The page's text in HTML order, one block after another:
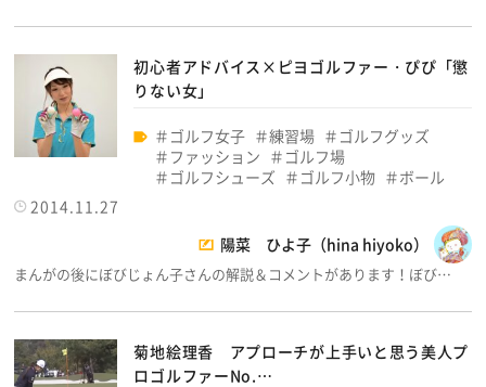
初心者アドバイス×ピヨゴルファー・ぴぴ「懲
りない女」
ゴルフ女子 練習場
ゴルフグッズ
ファッション
ゴルフ場
ゴルフシューズ
ゴルフ小物
ボール
2014.11.27
陽菜 ひよ子（hina hiyoko）
まんがの後にぼびじょん子さんの解説＆コメントがあります！ぼび…
菊地絵理香 アプローチが上手いと思う美人プ
ロゴルファーNo.…